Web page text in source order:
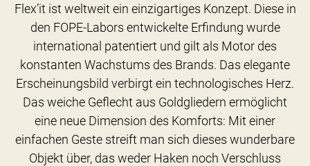
Flex’it ist weltweit ein einzigartiges Konzept. Diese in
den FOPE-Labors entwickelte Erfindung wurde
international patentiert und gilt als Motor des
konstanten Wachstums des Brands. Das elegante
Erscheinungsbild verbirgt ein technologisches Herz.
Das weiche Geflecht aus Goldgliedern ermöglicht
eine neue Dimension des Komforts: Mit einer
einfachen Geste streift man sich dieses wunderbare
Objekt über, das weder Haken noch Verschluss